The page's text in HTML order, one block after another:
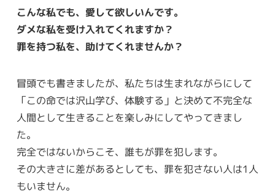
こんな私でも、愛して欲しいんです。
ダメな私を受け入れてくれますか？
罪を持つ私を、助けてくれませんか？
冒頭でも書きましたが、私たちは生まれながらにして
「この命では沢山学び、体験する」と決めて不完全な
人間として生きることを楽しみにしてやってきまし
た。
完全ではないからこそ、誰もが罪を犯します。
その大きさに差があるとしても、罪を犯さない人は1人
もいません。